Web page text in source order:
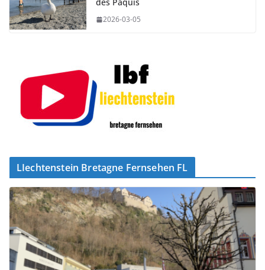
2026-03-05
LIechtenstein Bretagne Fernsehen FL